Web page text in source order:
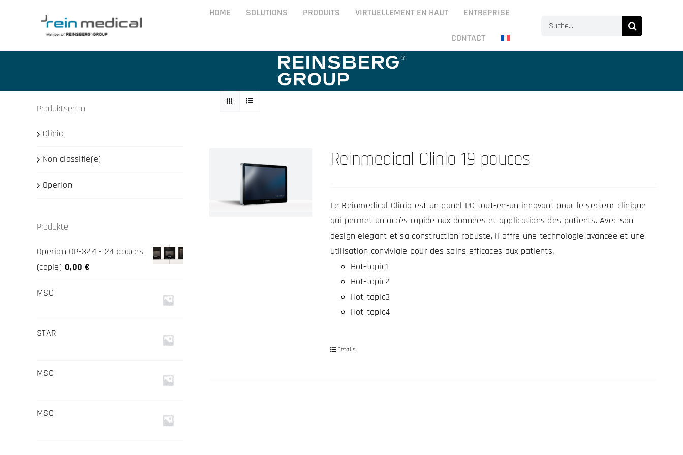
HOME SOLUTIONS PRODUITS VIRTUELLEMENT EN HAUT ENTREPRISE
CONTACT
Search
Reinmedical Clinio 19 pouces
Le Reinmedical Clinio est un panel PC tout-en-un innovant pour le secteur clinique
qui permet un accès rapide aux données et applications des patients. Avec son
design élégant et sa construction robuste, il offre une technologie avancée et une
utilisation conviviale pour des soins efficaces aux patients.
Hot-topic1
Hot-topic2
Hot-topic3
Hot-topic4
Details
Produktserien
Clinio
Non classifié(e)
Operion
Produkte
Operion OP-324 - 24 pouces
(copie) 0,00 €
MSC
STAR
MSC
MSC